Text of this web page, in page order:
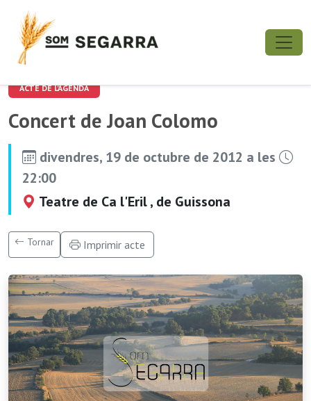
ACTE DE L'AGENDA
Concert de Joan Colomo
divendres, 19 de octubre de 2012 a les
22:00
Teatre de Ca l'Eril , de Guissona
Tornar Imprimir acte